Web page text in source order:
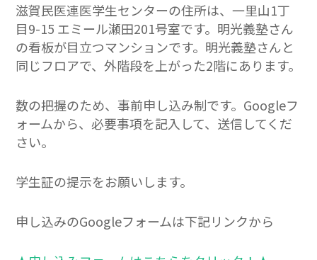
滋賀民医連医学生センターの住所は、一里山1丁
目9-15 エミール瀬田201号室です。明光義塾さん
の看板が目立つマンションです。明光義塾さんと
同じフロアで、外階段を上がった2階にあります。
数の把握のため、事前申し込み制です。Googleフ
ォームから、必要事項を記入して、送信してくだ
さい。
学生証の提示をお願いします。
申し込みのGoogleフォームは下記リンクから